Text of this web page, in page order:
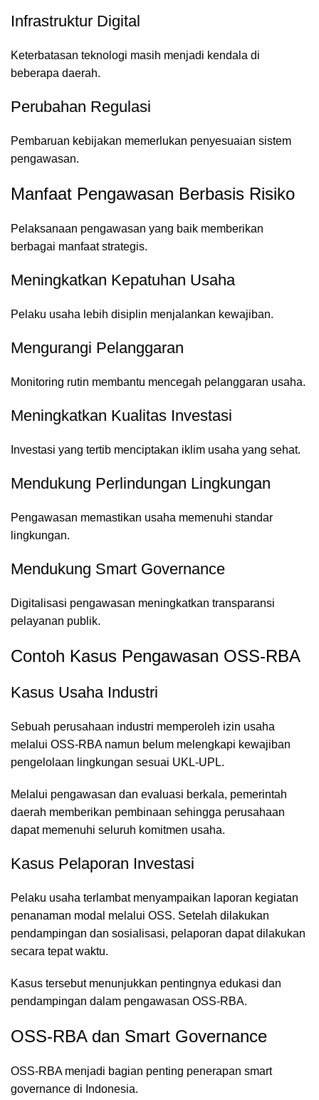
Infrastruktur Digital
Keterbatasan teknologi masih menjadi kendala di
beberapa daerah.
Perubahan Regulasi
Pembaruan kebijakan memerlukan penyesuaian sistem
pengawasan.
Manfaat Pengawasan Berbasis Risiko
Pelaksanaan pengawasan yang baik memberikan
berbagai manfaat strategis.
Meningkatkan Kepatuhan Usaha
Pelaku usaha lebih disiplin menjalankan kewajiban.
Mengurangi Pelanggaran
Monitoring rutin membantu mencegah pelanggaran usaha.
Meningkatkan Kualitas Investasi
Investasi yang tertib menciptakan iklim usaha yang sehat.
Mendukung Perlindungan Lingkungan
Pengawasan memastikan usaha memenuhi standar
lingkungan.
Mendukung Smart Governance
Digitalisasi pengawasan meningkatkan transparansi
pelayanan publik.
Contoh Kasus Pengawasan OSS-RBA
Kasus Usaha Industri
Sebuah perusahaan industri memperoleh izin usaha
melalui OSS-RBA namun belum melengkapi kewajiban
pengelolaan lingkungan sesuai UKL-UPL.
Melalui pengawasan dan evaluasi berkala, pemerintah
daerah memberikan pembinaan sehingga perusahaan
dapat memenuhi seluruh komitmen usaha.
Kasus Pelaporan Investasi
Pelaku usaha terlambat menyampaikan laporan kegiatan
penanaman modal melalui OSS. Setelah dilakukan
pendampingan dan sosialisasi, pelaporan dapat dilakukan
secara tepat waktu.
Kasus tersebut menunjukkan pentingnya edukasi dan
pendampingan dalam pengawasan OSS-RBA.
OSS-RBA dan Smart Governance
OSS-RBA menjadi bagian penting penerapan smart
governance di Indonesia.